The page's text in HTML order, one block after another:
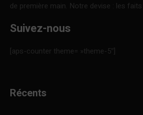
de première main. Notre devise : les
Suivez-nous
[aps-counter theme= »theme-5″]
Récents